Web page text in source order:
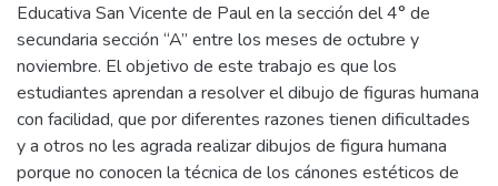
Educativa San Vicente de Paul en la sección del 4° de
secundaria sección “A” entre los meses de octubre y
noviembre. El objetivo de este trabajo es que los
estudiantes aprendan a resolver el dibujo de figuras humana
con facilidad, que por diferentes razones tienen dificultades
y a otros no les agrada realizar dibujos de figura humana
porque no conocen la técnica de los cánones estéticos de